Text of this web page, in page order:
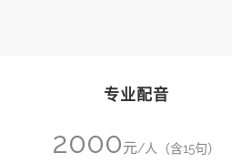
专业配音
2000元/人（含15句）